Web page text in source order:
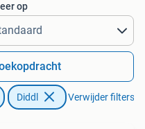
op
Diddl Verwijder filters